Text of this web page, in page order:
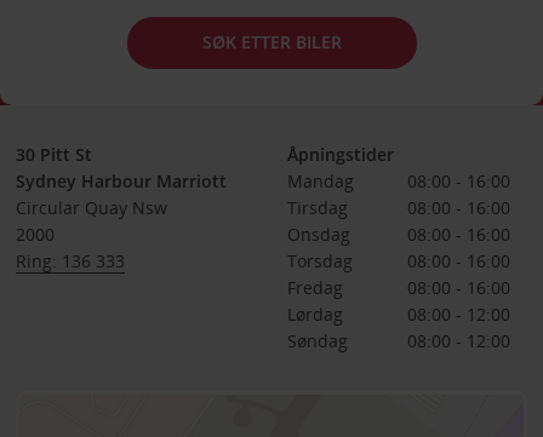
SØK ETTER BILER
30 Pitt St
Sydney Harbour Marriott
Circular Quay Nsw
2000
Ring: 136 333
Åpningstider
Mandag
08:00 - 16:00
Tirsdag
08:00 - 16:00
Onsdag
08:00 - 16:00
Torsdag
08:00 - 16:00
Fredag
08:00 - 16:00
Lørdag
08:00 - 12:00
Søndag
08:00 - 12:00